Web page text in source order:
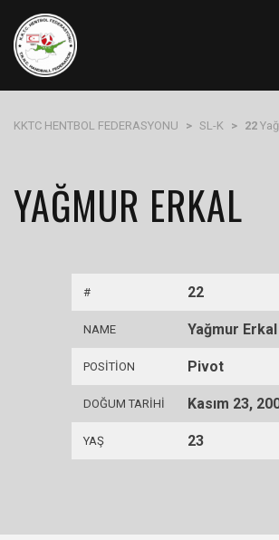
KKTC HENTBOL FEDERASYONU > SL-K > 22
YAĞMUR ERKAL
# 22
NAME Yağmur Erkal
POSITION Pivot
DOĞUM TARIHI Kasım 23,
YAŞ 23